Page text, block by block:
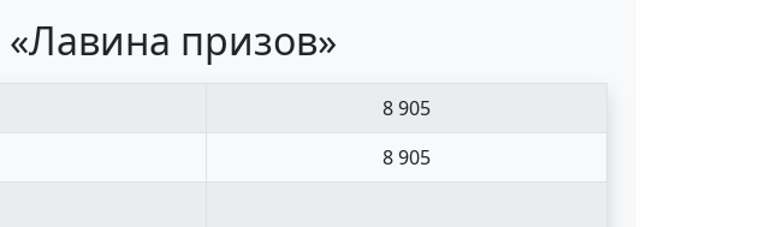
«Лавина призов»
8 905
8 905